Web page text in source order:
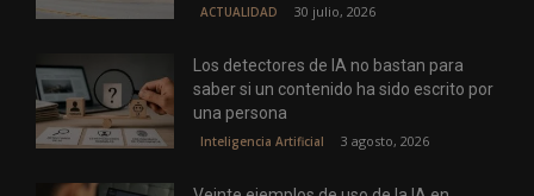
ACTUALIDAD 30 julio, 2026
Los detectores de IA no bastan para
saber si un contenido ha sido escrito por
una persona
Inteligencia Artificial 3 agosto, 2026